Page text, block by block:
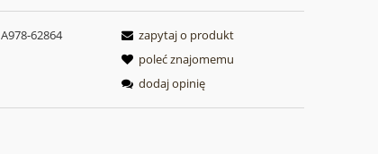
A978-62864
zapytaj o produkt
poleć znajomemu
dodaj opinię